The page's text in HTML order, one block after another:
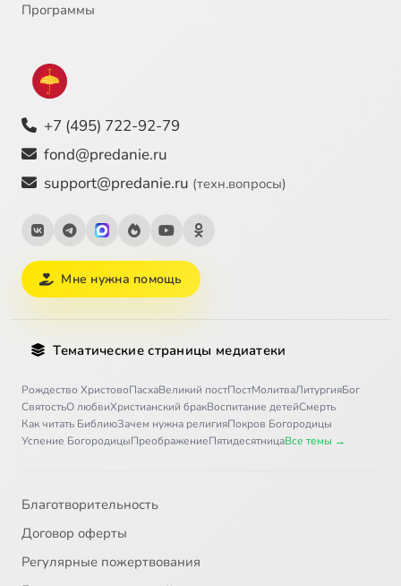
Программы
+7 (495) 722-92-79
fond@predanie.ru
support@predanie.ru (техн.вопросы)
Мне нужна помощь
Тематические страницы медиатеки
Рождество ХристовоПасхаВеликий постПостМолитваЛитургияБог
СвятостьО любвиХристианский бракВоспитание детейСмерть
Как читать БиблиюЗачем нужна религияПокров Богородицы
Успение БогородицыПреображениеПятидесятницаВсе темы →
Благотворительность
Договор оферты
Регулярные пожертвования